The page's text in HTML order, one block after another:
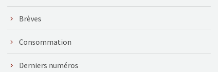
Brèves
Consommation
Derniers numéros